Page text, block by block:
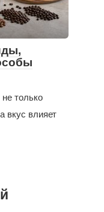
только
вкус влияет